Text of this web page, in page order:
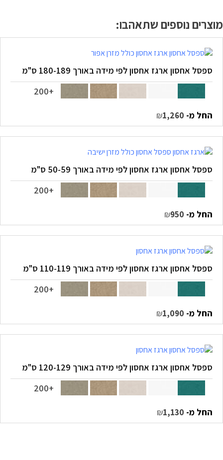
מוצרים נוספים שתאהבו:
ספסל אחסון ארגז אחסון לפי מידה באורך 180-189 ס"מ
+200
החל מ- ₪1,260
ספסל אחסון ארגז אחסון לפי מידה באורך 50-59 ס"מ
+200
החל מ- ₪950
ספסל אחסון ארגז אחסון לפי מידה באורך 110-119 ס"מ
+200
החל מ- ₪1,090
ספסל אחסון ארגז אחסון לפי מידה באורך 120-129 ס"מ
+200
החל מ- ₪1,130